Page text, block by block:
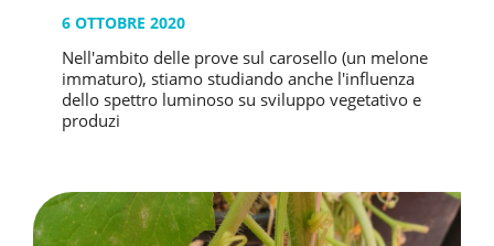
6 OTTOBRE 2020
Nell'ambito delle prove sul carosello (un melone
immaturo), stiamo studiando anche l'influenza
dello spettro luminoso su sviluppo vegetativo e
produzi